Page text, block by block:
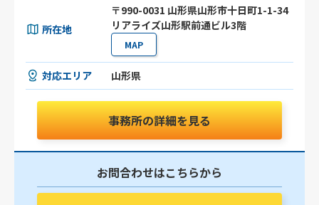
所在地
〒990-0031 山形県山形市十日町1-1-34
リアライズ山形駅前通ビル3階
MAP
対応エリア 山形県
事務所の詳細を見る
お問合わせはこちらから